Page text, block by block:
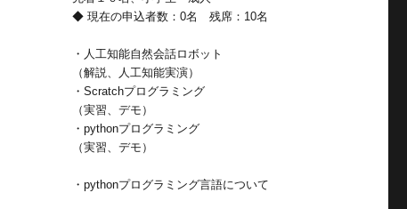
◆ 現在の申込者数：0名 残席：10名
・人工知能自然会話ロボット
（解説、人工知能実演）
・Scratchプログラミング
（実習、デモ）
・pythonプログラミング
（実習、デモ）
・pythonプログラミング言語について